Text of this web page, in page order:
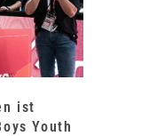
ist
Youth